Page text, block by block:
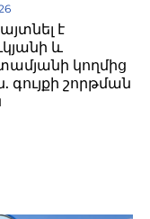
է
և
կողմից
գույքի շորթման